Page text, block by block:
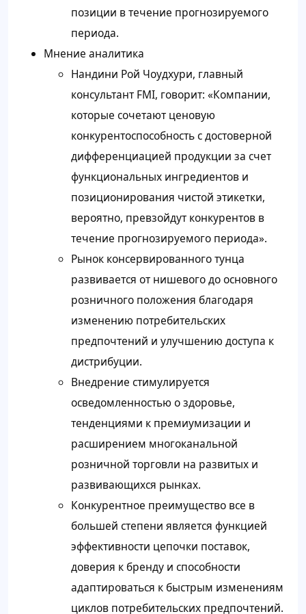
позиции в течение прогнозируемого
периода.
Мнение аналитика
Нандини Рой Чоудхури, главный
консультант FMI, говорит: «Компании,
которые сочетают ценовую
конкурентоспособность с достоверной
дифференциацией продукции за счет
функциональных ингредиентов и
позиционирования чистой этикетки,
вероятно, превзойдут конкурентов в
течение прогнозируемого периода».
Рынок консервированного тунца
развивается от нишевого до основного
розничного положения благодаря
изменению потребительских
предпочтений и улучшению доступа к
дистрибуции.
Внедрение стимулируется
осведомленностью о здоровье,
тенденциями к премиумизации и
расширением многоканальной
розничной торговли на развитых и
развивающихся рынках.
Конкурентное преимущество все в
большей степени является функцией
эффективности цепочки поставок,
доверия к бренду и способности
адаптироваться к быстрым изменениям
циклов потребительских предпочтений.